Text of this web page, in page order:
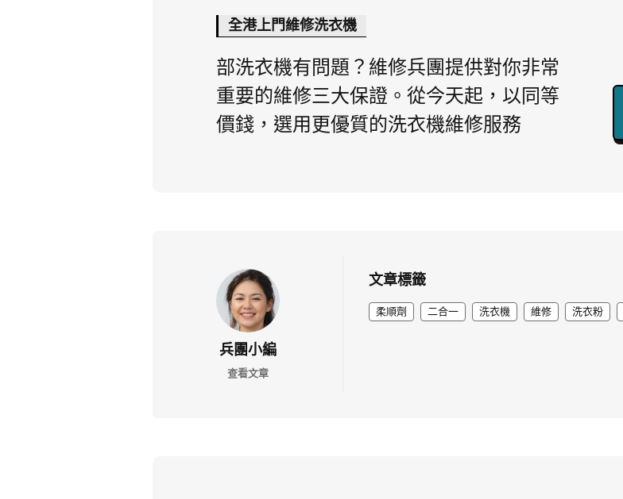
全港上門維修洗衣機
部洗衣機有問題？維修兵團提供對你非常
重要的維修三大保證。從今天起，以同等
價錢，選用更優質的洗衣機維修服務
兵團小編
查看文章
文章標籤
柔順劑 二合一 洗衣機 維修 洗衣粉